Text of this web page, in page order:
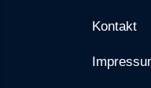
Kontakt